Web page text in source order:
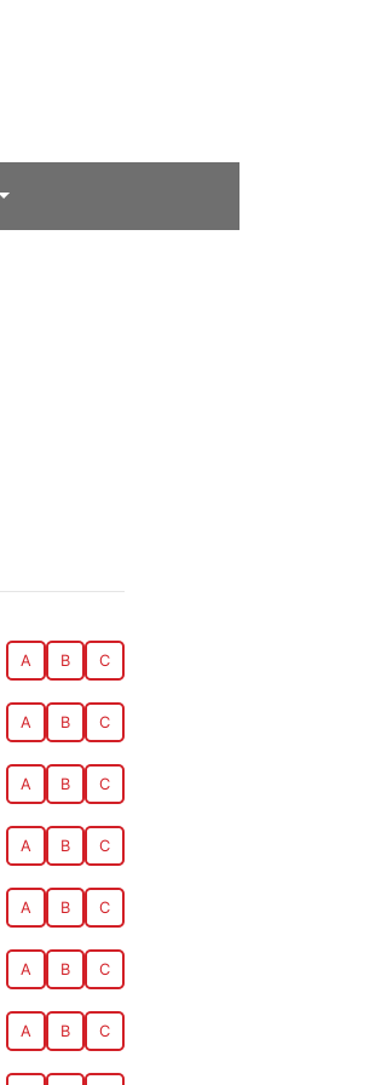
A B C
A B C
A B C
A B C
A B C
A B C
A B C